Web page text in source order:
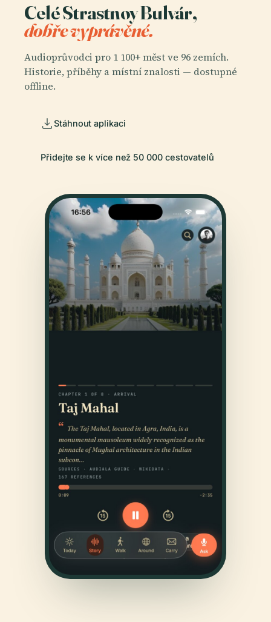
Celé Strastnoy Bulvár,
dobře vyprávěné.
Audioprůvodci pro 1 100+ měst ve 96 zemích.
Historie, příběhy a místní znalosti — dostupné
offline.
Stáhnout aplikaci
Přidejte se k více než 50 000 cestovatelů